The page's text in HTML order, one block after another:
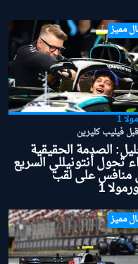
مميز
1
فيليب كليرين
الصدمة الحقيقية
تحول أنتونيللي السريع
منافس على لقب
1
مميز